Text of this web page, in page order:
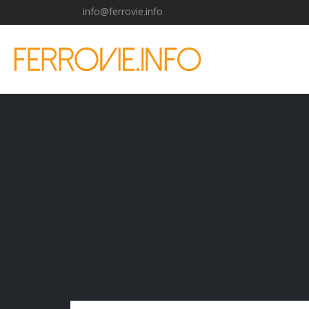
info@ferrovie.info